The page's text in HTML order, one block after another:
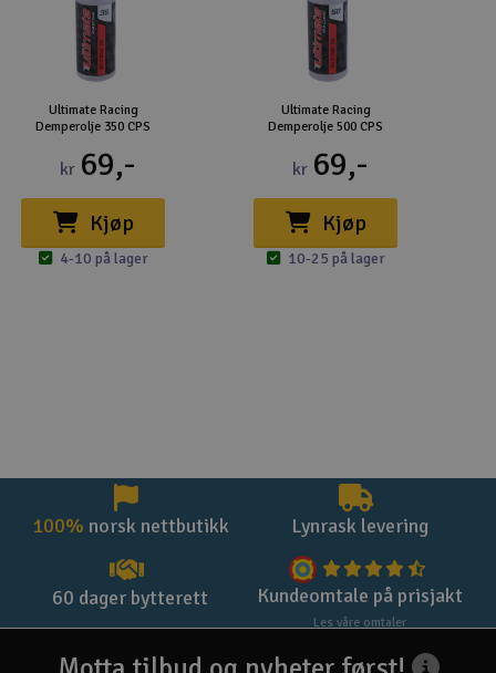
Ultimate Racing
Demperolje 350 CPS
kr 69,-
Kjøp
4-10 på lager
Ultimate Racing
Demperolje 500 CPS
kr 69,-
Kjøp
10-25 på lager
100% norsk nettbutikk Lynrask levering
60 dager bytterett Kundeomtale på prisjakt
Les våre omtaler